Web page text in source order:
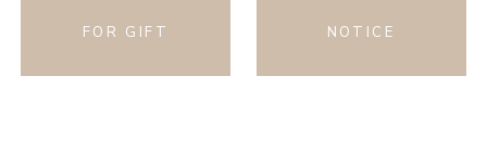
FOR GIFT NOTICE